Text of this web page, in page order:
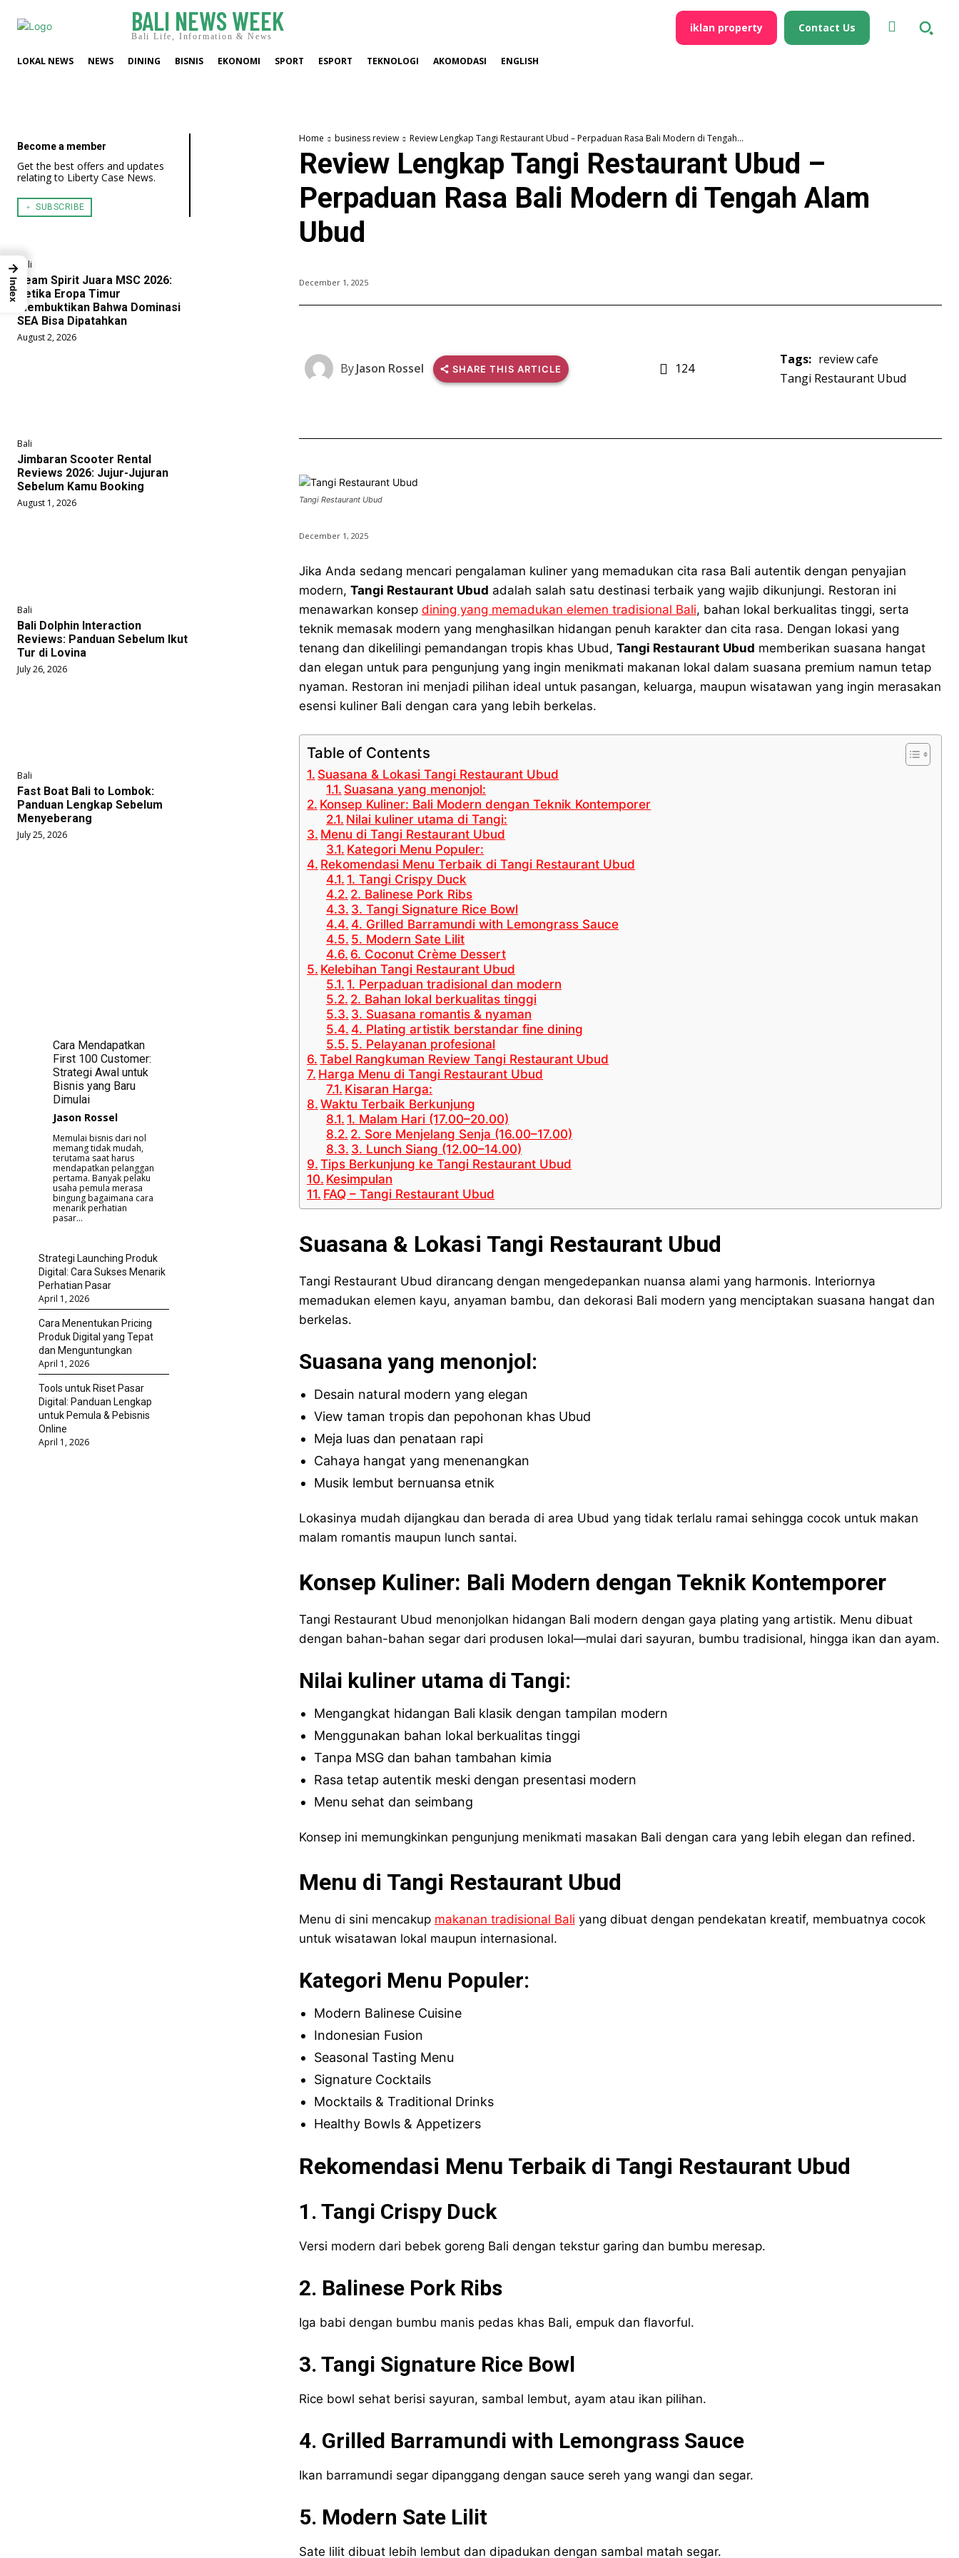
BALI NEWS WEEK
Bali Life, Information & News
iklan property Contact Us
LOKAL NEWS NEWS DINING BISNIS EKONOMI SPORT ESPORT TEKNOLOGI AKOMODASI ENGLISH
Become a member
Get the best offers and updates
relating to Liberty Case News.
﹢ SUBSCRIBE
Bali
Team Spirit Juara MSC 2026:
Ketika Eropa Timur
Membuktikan Bahwa Dominasi
SEA Bisa Dipatahkan
August 2, 2026
Bali
Jimbaran Scooter Rental
Reviews 2026: Jujur-Jujuran
Sebelum Kamu Booking
August 1, 2026
Bali
Bali Dolphin Interaction
Reviews: Panduan Sebelum Ikut
Tur di Lovina
July 26, 2026
Bali
Fast Boat Bali to Lombok:
Panduan Lengkap Sebelum
Menyeberang
July 25, 2026
Cara Mendapatkan
First 100 Customer:
Strategi Awal untuk
Bisnis yang Baru
Dimulai
Jason Rossel
Memulai bisnis dari nol
memang tidak mudah,
terutama saat harus
mendapatkan pelanggan
pertama. Banyak pelaku
usaha pemula merasa
bingung bagaimana cara
menarik perhatian
pasar...
Strategi Launching Produk
Digital: Cara Sukses Menarik
Perhatian Pasar
April 1, 2026
Cara Menentukan Pricing
Produk Digital yang Tepat
dan Menguntungkan
April 1, 2026
Tools untuk Riset Pasar
Digital: Panduan Lengkap
untuk Pemula & Pebisnis
Online
April 1, 2026
Home business review Review Lengkap Tangi Restaurant Ubud – Perpaduan Rasa Bali Modern di Tengah...
Review Lengkap Tangi Restaurant Ubud –
Perpaduan Rasa Bali Modern di Tengah Alam
Ubud
December 1, 2025
ByJason Rossel SHARE THIS ARTICLE 124
Tags: review cafe
Tangi Restaurant Ubud
Tangi Restaurant Ubud
December 1, 2025
Jika Anda sedang mencari pengalaman kuliner yang memadukan cita rasa Bali autentik dengan penyajian
modern, Tangi Restaurant Ubud adalah salah satu destinasi terbaik yang wajib dikunjungi. Restoran ini
menawarkan konsep dining yang memadukan elemen tradisional Bali, bahan lokal berkualitas tinggi, serta
teknik memasak modern yang menghasilkan hidangan penuh karakter dan cita rasa. Dengan lokasi yang
tenang dan dikelilingi pemandangan tropis khas Ubud, Tangi Restaurant Ubud memberikan suasana hangat
dan elegan untuk para pengunjung yang ingin menikmati makanan lokal dalam suasana premium namun tetap
nyaman. Restoran ini menjadi pilihan ideal untuk pasangan, keluarga, maupun wisatawan yang ingin merasakan
esensi kuliner Bali dengan cara yang lebih berkelas.
Table of Contents
Suasana & Lokasi Tangi Restaurant Ubud
Suasana yang menonjol:
Konsep Kuliner: Bali Modern dengan Teknik Kontemporer
Nilai kuliner utama di Tangi:
Menu di Tangi Restaurant Ubud
Kategori Menu Populer:
Rekomendasi Menu Terbaik di Tangi Restaurant Ubud
1. Tangi Crispy Duck
2. Balinese Pork Ribs
3. Tangi Signature Rice Bowl
4. Grilled Barramundi with Lemongrass Sauce
5. Modern Sate Lilit
6. Coconut Crème Dessert
Kelebihan Tangi Restaurant Ubud
1. Perpaduan tradisional dan modern
2. Bahan lokal berkualitas tinggi
3. Suasana romantis & nyaman
4. Plating artistik berstandar fine dining
5. Pelayanan profesional
Tabel Rangkuman Review Tangi Restaurant Ubud
Harga Menu di Tangi Restaurant Ubud
Kisaran Harga:
Waktu Terbaik Berkunjung
1. Malam Hari (17.00–20.00)
2. Sore Menjelang Senja (16.00–17.00)
3. Lunch Siang (12.00–14.00)
Tips Berkunjung ke Tangi Restaurant Ubud
Kesimpulan
FAQ – Tangi Restaurant Ubud
Suasana & Lokasi Tangi Restaurant Ubud
Tangi Restaurant Ubud dirancang dengan mengedepankan nuansa alami yang harmonis. Interiornya
memadukan elemen kayu, anyaman bambu, dan dekorasi Bali modern yang menciptakan suasana hangat dan
berkelas.
Suasana yang menonjol:
Desain natural modern yang elegan
View taman tropis dan pepohonan khas Ubud
Meja luas dan penataan rapi
Cahaya hangat yang menenangkan
Musik lembut bernuansa etnik
Lokasinya mudah dijangkau dan berada di area Ubud yang tidak terlalu ramai sehingga cocok untuk makan
malam romantis maupun lunch santai.
Konsep Kuliner: Bali Modern dengan Teknik Kontemporer
Tangi Restaurant Ubud menonjolkan hidangan Bali modern dengan gaya plating yang artistik. Menu dibuat
dengan bahan-bahan segar dari produsen lokal—mulai dari sayuran, bumbu tradisional, hingga ikan dan ayam.
Nilai kuliner utama di Tangi:
Mengangkat hidangan Bali klasik dengan tampilan modern
Menggunakan bahan lokal berkualitas tinggi
Tanpa MSG dan bahan tambahan kimia
Rasa tetap autentik meski dengan presentasi modern
Menu sehat dan seimbang
Konsep ini memungkinkan pengunjung menikmati masakan Bali dengan cara yang lebih elegan dan refined.
Menu di Tangi Restaurant Ubud
Menu di sini mencakup makanan tradisional Bali yang dibuat dengan pendekatan kreatif, membuatnya cocok
untuk wisatawan lokal maupun internasional.
Kategori Menu Populer:
Modern Balinese Cuisine
Indonesian Fusion
Seasonal Tasting Menu
Signature Cocktails
Mocktails & Traditional Drinks
Healthy Bowls & Appetizers
Rekomendasi Menu Terbaik di Tangi Restaurant Ubud
1. Tangi Crispy Duck
Versi modern dari bebek goreng Bali dengan tekstur garing dan bumbu meresap.
2. Balinese Pork Ribs
Iga babi dengan bumbu manis pedas khas Bali, empuk dan flavorful.
3. Tangi Signature Rice Bowl
Rice bowl sehat berisi sayuran, sambal lembut, ayam atau ikan pilihan.
4. Grilled Barramundi with Lemongrass Sauce
Ikan barramundi segar dipanggang dengan sauce sereh yang wangi dan segar.
5. Modern Sate Lilit
Sate lilit dibuat lebih lembut dan dipadukan dengan sambal matah segar.
→
Index